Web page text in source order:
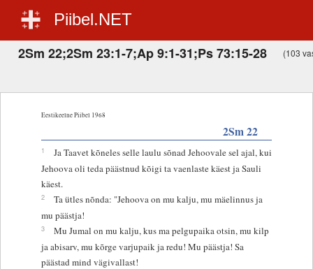
Piibel.NET
2Sm 22;2Sm 23:1-7;Ap 9:1-31;Ps 73:15-28 (103
Eestikeelne Piibel 1968
2Sm 22
1
Ja Taavet kõneles selle laulu sõnad Jehoovale sel ajal, kui
Jehoova oli teda päästnud kõigi ta vaenlaste käest ja Sauli
käest.
2
Ta ütles nõnda: "Jehoova on mu kalju, mu mäelinnus ja
mu päästja!
3
Mu Jumal on mu kalju, kus ma pelgupaika otsin, mu kilp
ja abisarv, mu kõrge varjupaik ja redu! Mu päästja! Sa
päästad mind vägivallast!